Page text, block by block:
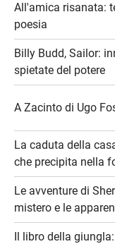
All'amica risanata:
poesia
Billy Budd, Sailor:
spietate del potere
A Zacinto di Ugo
La caduta della
che precipita nella
Le avventure di
mistero e le
Il libro della